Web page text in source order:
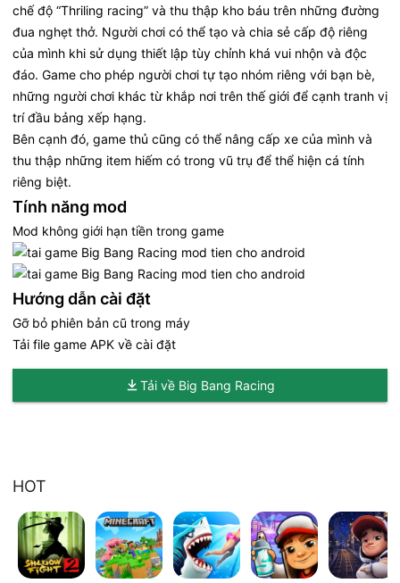
chế độ “Thriling racing” và thu thập kho báu trên những đường
đua nghẹt thở. Người chơi có thể tạo và chia sẻ cấp độ riêng
của mình khi sử dụng thiết lập tùy chỉnh khá vui nhộn và độc
đáo. Game cho phép người chơi tự tạo nhóm riêng với bạn bè,
những người chơi khác từ khắp nơi trên thế giới để cạnh tranh vị
trí đầu bảng xếp hạng.
Bên cạnh đó, game thủ cũng có thể nâng cấp xe của mình và
thu thập những item hiếm có trong vũ trụ để thể hiện cá tính
riêng biệt.
Tính năng mod
Mod không giới hạn tiền trong game
Hướng dẫn cài đặt
Gỡ bỏ phiên bản cũ trong máy
Tải file game APK về cài đặt
Tải về Big Bang Racing
HOT